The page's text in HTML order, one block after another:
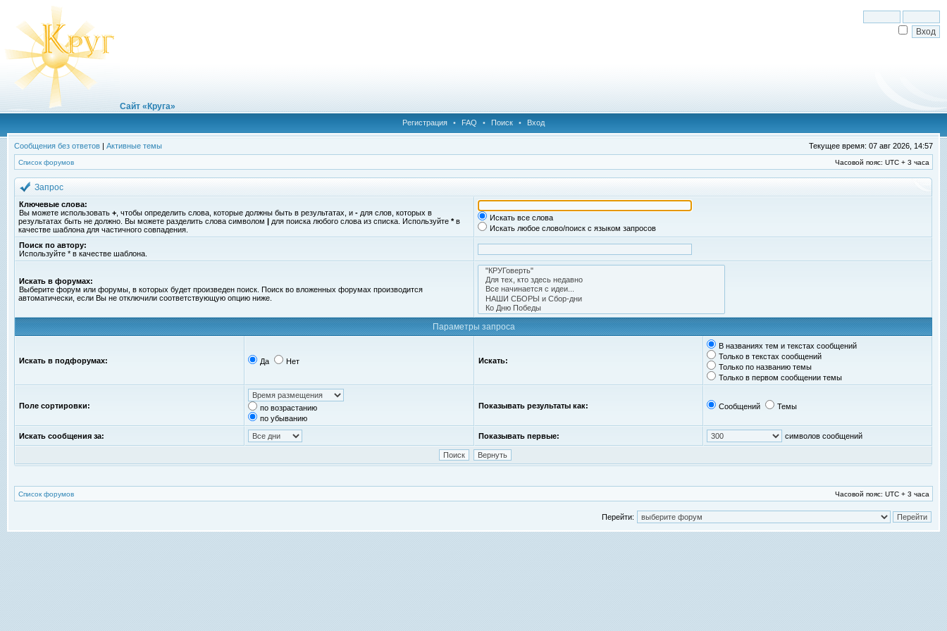
Сайт «Круга»
Регистрация • FAQ • Поиск • Вход
Сообщения без ответов | Активные темы Текущее время: 07 авг 2026, 14:57
Список форумов Часовой пояс: UTC + 3 часа
Запрос
Ключевые слова:
Вы можете использовать + , чтобы определить слова, которые должны быть в результатах, и - для слов, которых в
результатах быть не должно. Вы можете разделить слова символом | для поиска любого слова из списка. Используйте *в
качестве шаблона для частичного совпадения.
Искать все слова
Искать любое слово/поиск с языком запросов
Поиск по автору:
Используйте * в качестве шаблона.
Искать в форумах:
Выберите форум или форумы, в которых будет произведен поиск. Поиск во вложенных форумах производится
автоматически, если Вы не отключили соответствующую опцию ниже.
Параметры запроса
Искать в подфорумах: Да Нет Искать:
В названиях тем и текстах сообщений
Только в текстах сообщений
Только по названию темы
Только в первом сообщении темы
Поле сортировки:
по возрастанию
по убыванию
Показывать результаты как: Сообщений Темы
Искать сообщения за: Показывать первые: символов сообщений
Список форумов Часовой пояс: UTC + 3 часа
Перейти: